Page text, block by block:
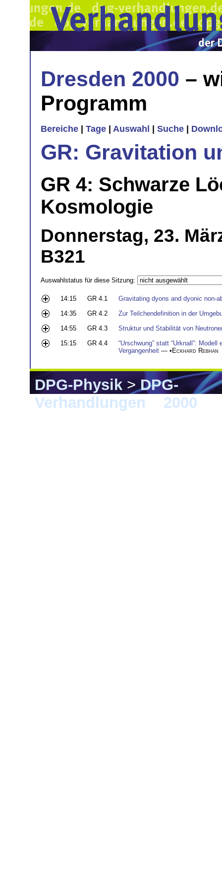
Dresden 2000 –
Programm
Bereiche Tage Auswahl Suche
GR: Gravitation
GR 4: Schwarze
Kosmologie
Donnerstag, 23.
B321
Auswahlstatus für diese Sitzung:
14:15 GR 4.1
Gravitating dyons and dyonic non-
14:35
GR 4.2
Zur Teilchendefinition in der
14:55
GR 4.3
Struktur und Stabilität von
15:15
GR 4.4
“Urschwung” statt “Urknall”:
Vergangenheit — •Eckhard Rebhan
DPG-Physik>DPG-
Verhandlungen
2000